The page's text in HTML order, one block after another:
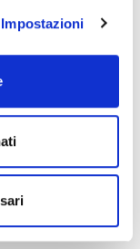
Impostazioni